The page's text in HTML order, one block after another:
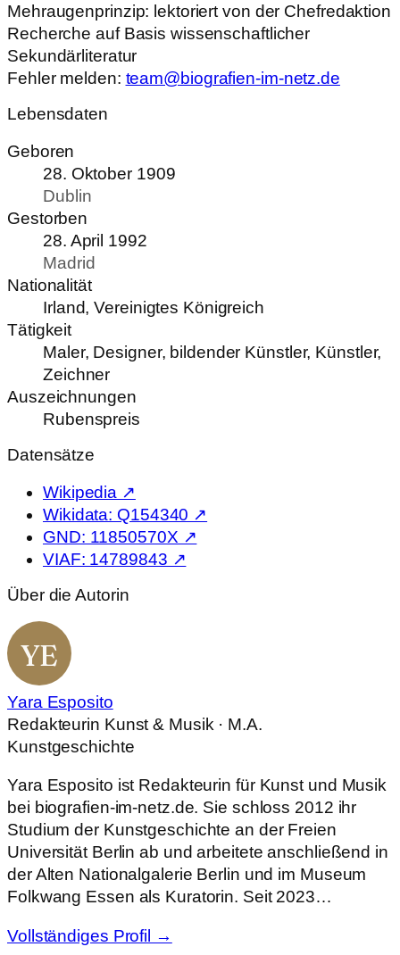
Mehraugenprinzip: lektoriert von der Chefredaktion
Recherche auf Basis wissenschaftlicher
Sekundärliteratur
Fehler melden: team@biografien-im-netz.de
Lebensdaten
Geboren
28. Oktober 1909
Dublin
Gestorben
28. April 1992
Madrid
Nationalität
Irland, Vereinigtes Königreich
Tätigkeit
Maler, Designer, bildender Künstler, Künstler,
Zeichner
Auszeichnungen
Rubenspreis
Datensätze
Wikipedia ↗
Wikidata: Q154340 ↗
GND: 11850570X ↗
VIAF: 14789843 ↗
Über die Autorin
YE
Yara Esposito
Redakteurin Kunst & Musik · M.A.
Kunstgeschichte
Yara Esposito ist Redakteurin für Kunst und Musik
bei biografien-im-netz.de. Sie schloss 2012 ihr
Studium der Kunstgeschichte an der Freien
Universität Berlin ab und arbeitete anschließend in
der Alten Nationalgalerie Berlin und im Museum
Folkwang Essen als Kuratorin. Seit 2023…
Vollständiges Profil →